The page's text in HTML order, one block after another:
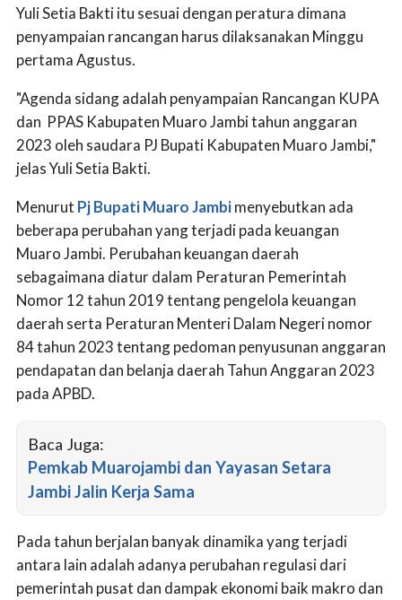
Yuli Setia Bakti itu sesuai dengan peratura dimana
penyampaian rancangan harus dilaksanakan Minggu
pertama Agustus.
"Agenda sidang adalah penyampaian Rancangan KUPA
dan PPAS Kabupaten Muaro Jambi tahun anggaran
2023 oleh saudara PJ Bupati Kabupaten Muaro Jambi,"
jelas Yuli Setia Bakti.
Menurut Pj Bupati Muaro Jambimenyebutkan ada
beberapa perubahan yang terjadi pada keuangan
Muaro Jambi. Perubahan keuangan daerah
sebagaimana diatur dalam Peraturan Pemerintah
Nomor 12 tahun 2019 tentang pengelola keuangan
daerah serta Peraturan Menteri Dalam Negeri nomor
84 tahun 2023 tentang pedoman penyusunan anggaran
pendapatan dan belanja daerah Tahun Anggaran 2023
pada APBD.
Baca Juga:
Pemkab Muarojambi dan Yayasan Setara
Jambi Jalin Kerja Sama
Pada tahun berjalan banyak dinamika yang terjadi
antara lain adalah adanya perubahan regulasi dari
pemerintah pusat dan dampak ekonomi baik makro dan